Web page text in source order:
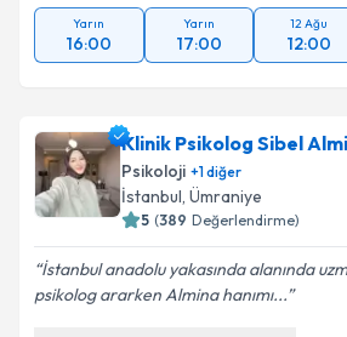
Yarın
16:00
Yarın
17:00
12 Ağu
12:00
Klinik Psikolog Sibel
Psikoloji +1diğer
İstanbul, Ümraniye
5 (389 Değerlendirme)
İstanbul anadolu yakasında alanında
psikolog ararken Almina hanımı...